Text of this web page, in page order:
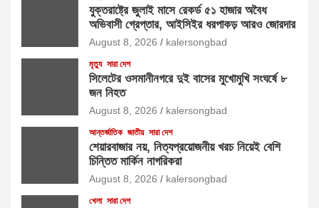
যুক্তরাষ্ট্রে জুলাই মাসে রেকর্ড ৫১ হাজার অবৈধ
অভিবাসী গ্রেপ্তার, আইসিইর ধরপাকড় আরও জোরদার
August 8, 2026 kalersongbad
মৃত্যু সারা দেশ
সিলেটের ওসমানীনগরে দুই বাসের মুখোমুখি সংঘর্ষে ৮
জন নিহত
August 8, 2026 kalersongbad
আন্তর্জাতিক জাতীয় সারা দেশ
শেয়ারবাজার নয়, নিত্যপ্রয়োজনীয় খরচ নিয়েই বেশি
চিন্তিত মার্কিন নাগরিকরা
August 8, 2026 kalersongbad
খেলা সারা দেশ